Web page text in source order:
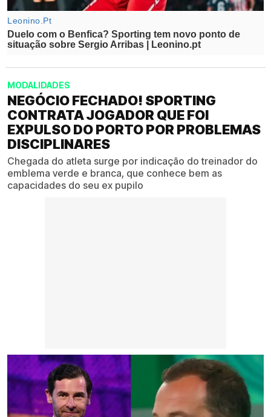
MODALIDADES
NEGÓCIO FECHADO! SPORTING
CONTRATA JOGADOR QUE FOI
EXPULSO DO PORTO POR PROBLEMAS
DISCIPLINARES
Chegada do atleta surge por indicação do treinador do
emblema verde e branca, que conhece bem as
capacidades do seu ex pupilo